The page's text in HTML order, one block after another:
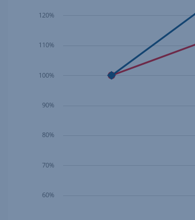
60%
80%
100%
120%
70%
90%
110%